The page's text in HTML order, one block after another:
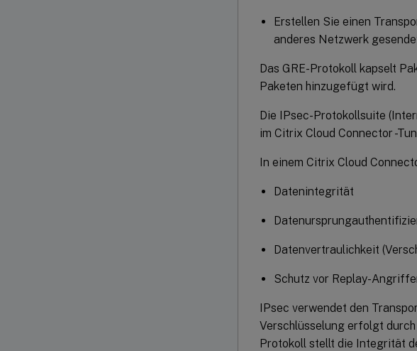
Erstellen Sie einen
anderes Netzwerk
Das GRE-Protokoll kapselt
Paketen hinzugefügt wird.
Die IPsec-Protokollsuite
im Citrix Cloud Connector -
In einem Citrix Cloud
Datenintegrität
Datenvertraulichkeit
Schutz vor Replay-
IPsec verwendet den
Verschlüsselung erfolgt
Protokoll stellt die Integrität